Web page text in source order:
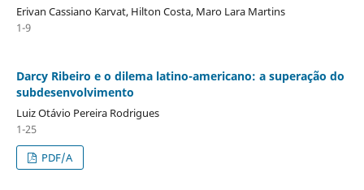
Erivan Cassiano Karvat, Hilton Costa, Maro Lara Martins
1-9
Darcy Ribeiro e o dilema latino-americano: a superação do
subdesenvolvimento
Luiz Otávio Pereira Rodrigues
1-25
PDF/A